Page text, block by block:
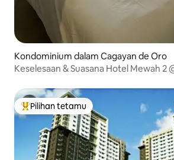
Kondominium dalam Cagayan de Oro
Keselesaan & Suasana Hotel Mewah 2
Pilihan utama tetamu
Pilihan tetamu